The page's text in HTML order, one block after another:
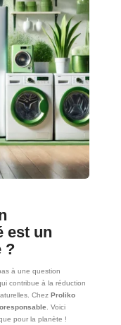
est un
?
à une question
contribue à la réduction
Chez Proliko
. Voici
pour la planète !